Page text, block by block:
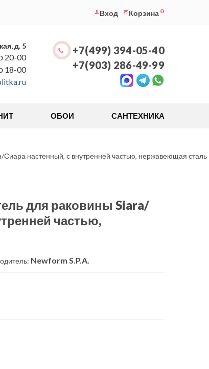
Вход Корзина 0
д. 5
20-00
18-00
+7(499) 394-05-40
+7(903) 286-49-99
ОБОИ САНТЕХНИКА
настенный, с внутренней частью, нержавеющая сталь
для раковины Siara/
частью,
Newform S.P.A.